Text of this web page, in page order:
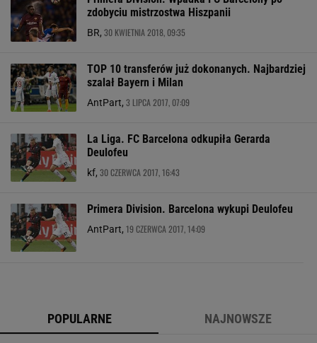
zdobyciu mistrzostwa Hiszpanii
BR, 30 KWIETNIA 2018, 09:35
TOP 10 transferów już dokonanych. Najbardziej
szalał Bayern i Milan
AntPart, 3 LIPCA 2017, 07:09
La Liga. FC Barcelona odkupiła Gerarda
Deulofeu
kf, 30 CZERWCA 2017, 16:43
Primera Division. Barcelona wykupi Deulofeu
AntPart, 19 CZERWCA 2017, 14:09
POPULARNE NAJNOWSZE